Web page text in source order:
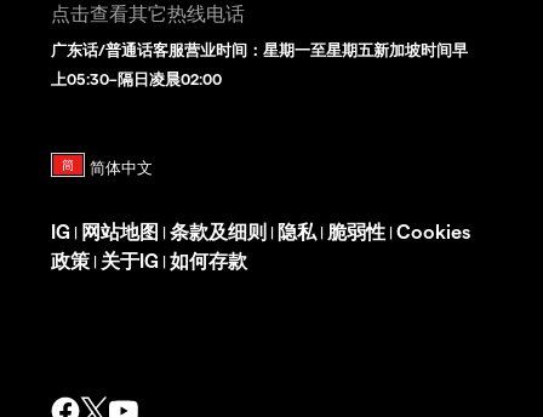
点击查看其它热线电话
广东话/普通话客服营业时间：星期一至星期五新加坡时间早
上05:30–隔日凌晨02:00
IG | 网站地图 | 条款及细则 | 隐私 | 脆弱性 | Cookies
政策 | 关于IG | 如何存款